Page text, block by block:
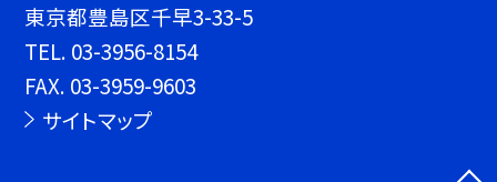
東京都豊島区千早3-33-5
TEL. 03-3956-8154
FAX. 03-3959-9603
サイトマップ